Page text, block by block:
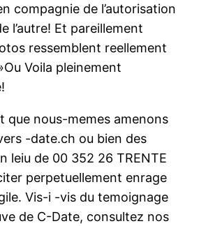
compagnie de l’autorisation
l’autre! Et pareillement
ressemblent reellement
Voila pleinement
que nous-memes amenons
-date.ch ou bien des
leiu de 00 352 26 TRENTE
perpetuellement enrage
Vis-i -vis du temoignage
de C-Date, consultez nos